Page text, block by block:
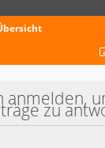
anmelden,
zu